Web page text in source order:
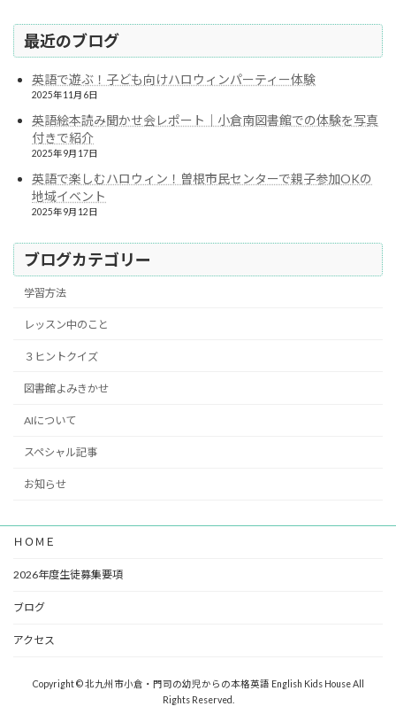
最近のブログ
英語で遊ぶ！子ども向けハロウィンパーティー体験
2025年11月6日
英語絵本読み聞かせ会レポート｜小倉南図書館での体験を写真
付きで紹介
2025年9月17日
英語で楽しむハロウィン！曽根市民センターで親子参加OKの
地域イベント
2025年9月12日
ブログカテゴリー
学習方法
レッスン中のこと
３ヒントクイズ
図書館よみきかせ
AIについて
スペシャル記事
お知らせ
ＨＯＭＥ
2026年度生徒募集要項
ブログ
アクセス
Copyright © 北九州市小倉・門司の幼児からの本格英語 English Kids House All
Rights Reserved.